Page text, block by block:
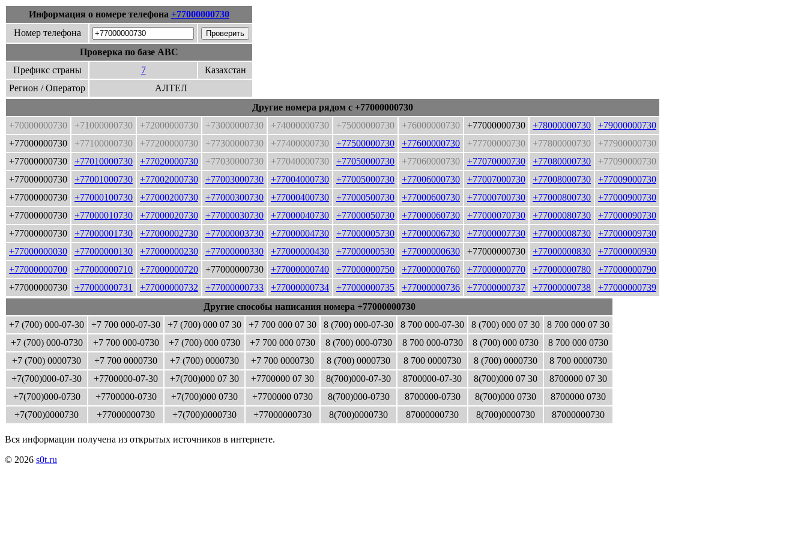
Информация о номере телефона +77000000730
Номер телефона
Проверка по базе ABC
Префикс страны
7
Казахстан
Регион / Оператор
АЛТЕЛ
Другие номера рядом с +77000000730
+70000000730
+71000000730 +72000000730 +73000000730 +74000000730 +75000000730 +76000000730 +77000000730 +78000000730
+79000000730
+77000000730
+77100000730 +77200000730 +77300000730 +77400000730 +77500000730 +77600000730 +77700000730 +77800000730
+77900000730
+77000000730
+77010000730 +77020000730 +77030000730 +77040000730 +77050000730 +77060000730 +77070000730 +77080000730
+77090000730
+77000000730
+77001000730 +77002000730 +77003000730 +77004000730 +77005000730 +77006000730 +77007000730 +77008000730
+77009000730
+77000000730
+77000100730 +77000200730 +77000300730 +77000400730 +77000500730 +77000600730 +77000700730 +77000800730
+77000900730
+77000000730
+77000010730 +77000020730 +77000030730 +77000040730 +77000050730 +77000060730 +77000070730 +77000080730
+77000090730
+77000000730
+77000001730 +77000002730 +77000003730 +77000004730 +77000005730 +77000006730 +77000007730 +77000008730
+77000009730
+77000000030
+77000000130 +77000000230 +77000000330 +77000000430 +77000000530 +77000000630 +77000000730 +77000000830
+77000000930
+77000000700
+77000000710 +77000000720 +77000000730 +77000000740 +77000000750 +77000000760 +77000000770 +77000000780
+77000000790
+77000000730
+77000000731 +77000000732 +77000000733 +77000000734 +77000000735 +77000000736 +77000000737 +77000000738
+77000000739
Другие способы написания номера +77000000730
+7 (700) 000-07-30
+7 700 000-07-30 +7 (700) 000 07 30 +7 700 000 07 30 8 (700) 000-07-30 8 700 000-07-30 8 (700) 000 07 30
8 700 000 07 30
+7 (700) 000-0730
+7 700 000-0730 +7 (700) 000 0730 +7 700 000 0730 8 (700) 000-0730 8 700 000-0730 8 (700) 000 0730
8 700 000 0730
+7 (700) 0000730
+7 700 0000730 +7 (700) 0000730 +7 700 0000730 8 (700) 0000730 8 700 0000730 8 (700) 0000730
8 700 0000730
+7(700)000-07-30
+7700000-07-30 +7(700)000 07 30 +7700000 07 30 8(700)000-07-30 8700000-07-30 8(700)000 07 30
8700000 07 30
+7(700)000-0730
+7700000-0730 +7(700)000 0730 +7700000 0730 8(700)000-0730 8700000-0730 8(700)000 0730
8700000 0730
+7(700)0000730
+77000000730 +7(700)0000730 +77000000730 8(700)0000730 87000000730 8(700)0000730 87000000730
Вся информации получена из открытых источников в интернете.
© 2026 s0t.ru